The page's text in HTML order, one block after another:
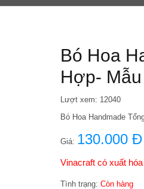
Bó Hoa
Hợp-
Lượt xem: 12040
Bó Hoa Handmade
Giá: 130.000 Đ
Vinacraft có xuất
Tình trạng:Còn hàng